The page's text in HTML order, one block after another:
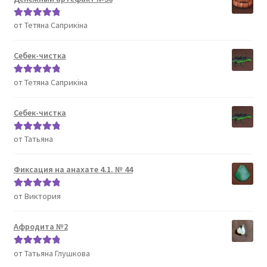
Оценка5из
от Тетяна Саприкіна
Себек-чистка
Оценка5из
от Тетяна Саприкіна
Себек-чистка
Оценка5из
от Татьяна
Фиксация на анахате 4.1. № 44
Оценка5из
от Виктория
Афродита №2
Оценка5из
от Татьяна Глушкова